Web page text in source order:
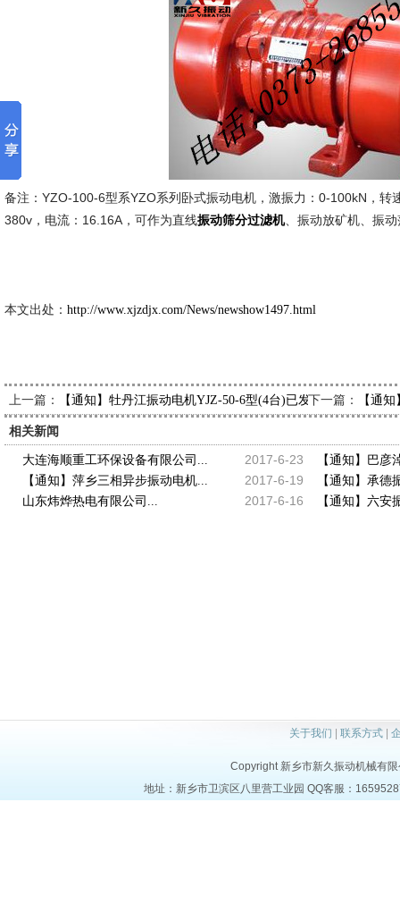
备注：YZO-100-6型系YZO系列卧式振动电机，激振力：0-100kN，转
380v，电流：16.16A，可作为直线振动筛分过滤机、振动放矿机、振
本文出处： http://www.xjzdjx.com/News/newshow1497.html
上一篇： 【通知】牡丹江振动电机YJZ-50-6型(4台)已发出，请虞经理
下一篇： 【通
相关新闻
2017-6-23
大连海顺重工环保设备有限公司... 【通知】巴彦
2017-6-19
【通知】萍乡三相异步振动电机... 【通知】承德
2017-6-16
山东炜烨热电有限公司... 【通知】六安
关于我们 | 联系方式|
Copyright 新乡市新久振动机械有
地址：新乡市卫滨区八里营工业园 QQ客服：